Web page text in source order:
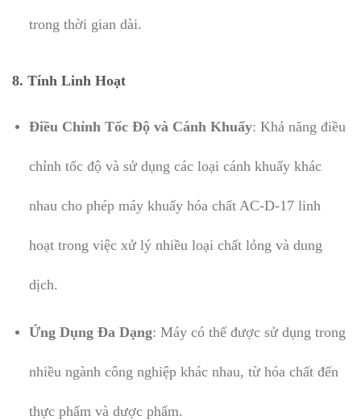
trong thời gian dài.
8. Tính Linh Hoạt
Điều Chỉnh Tốc Độ và Cánh Khuấy: Khả năng điều
chỉnh tốc độ và sử dụng các loại cánh khuấy khác
nhau cho phép máy khuấy hóa chất AC-D-17 linh
hoạt trong việc xử lý nhiều loại chất lỏng và dung
dịch.
Ứng Dụng Đa Dạng: Máy có thể được sử dụng trong
nhiều ngành công nghiệp khác nhau, từ hóa chất đến
thực phẩm và dược phẩm.